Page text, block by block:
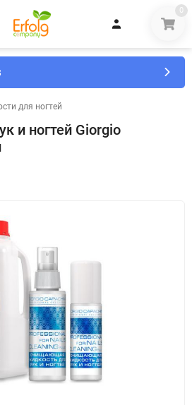
0
для ногтей
и ногтей Giorgio